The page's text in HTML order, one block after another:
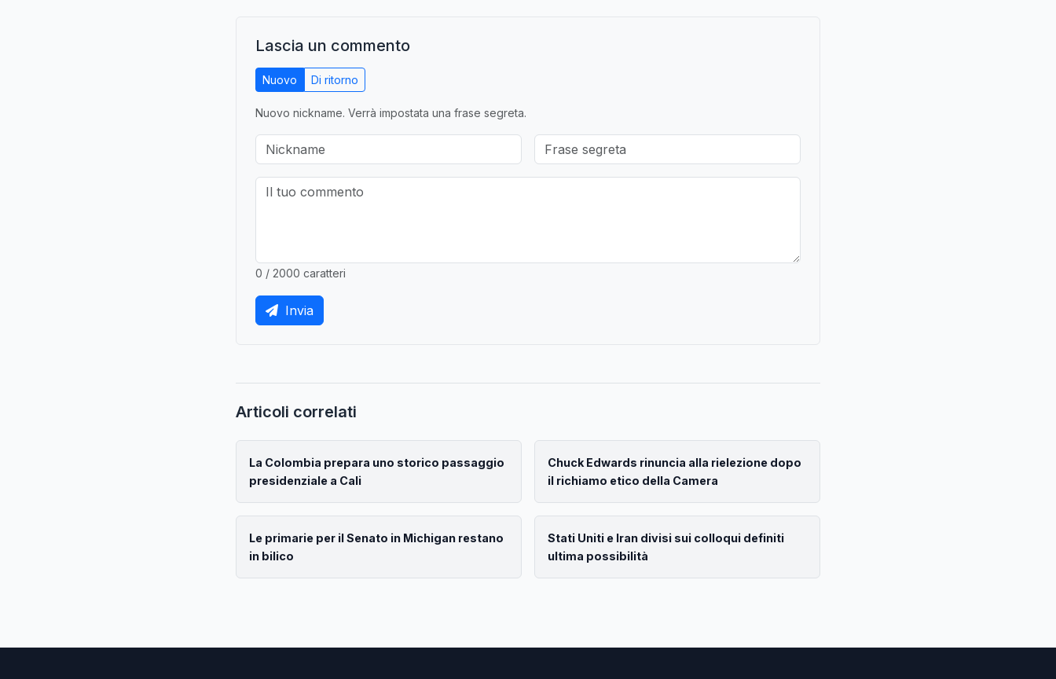
Lascia un commento
Nuovo Di ritorno
Nuovo nickname. Verrà impostata una frase segreta.
0 / 2000 caratteri
Invia
Articoli correlati
La Colombia prepara uno storico passaggio
presidenziale a Cali
Chuck Edwards rinuncia alla rielezione dopo
il richiamo etico della Camera
Le primarie per il Senato in Michigan restano
in bilico
Stati Uniti e Iran divisi sui colloqui definiti
ultima possibilità